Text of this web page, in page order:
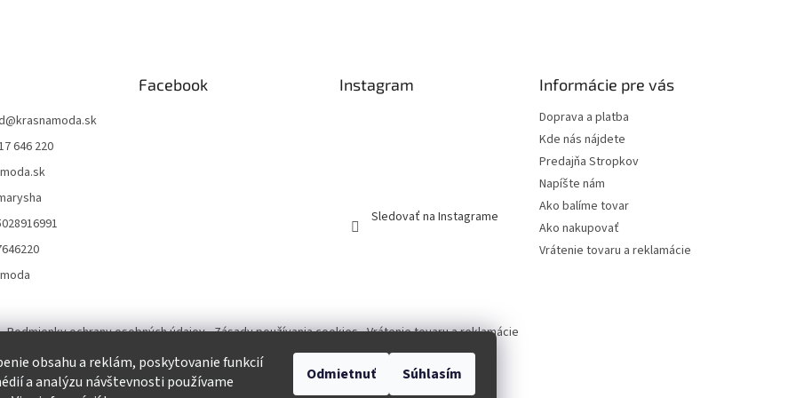
obsahu a reklám, poskytovanie funkcií
a analýzu návštevnosti používame
Odmietnuť Súhlasím
@krasnamoda.sk
646 220
Facebook Instagram
Sledovať na Instagrame
Informácie pre vás
Doprava a platba
Kde nás nájdete
Predajňa Stropkov
Napíšte nám
Ako balíme tovar
Ako nakupovať
Vrátenie tovaru a reklamácie
Podmienky ochrany osobných údajov Zásady používania cookies Vrátenie tovaru a reklamácie
Tvorba eshopu a SEO optimalizácia